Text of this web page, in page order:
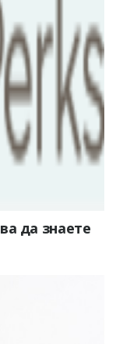
да знаете